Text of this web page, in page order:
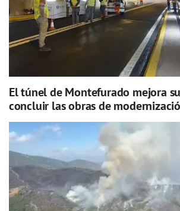
El túnel de Montefurado mejora
concluir las obras de